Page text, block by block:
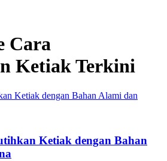
Cara
Ketiak Terkini
Ketiak dengan Bahan